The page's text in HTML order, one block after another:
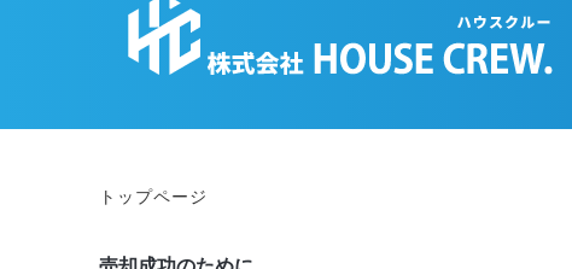
トップページ